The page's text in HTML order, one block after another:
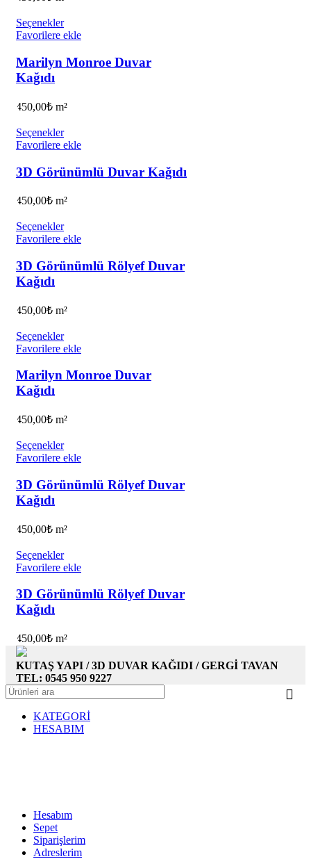
Seçenekler
Favorilere ekle
Marilyn Monroe Duvar
Kağıdı
450,00₺ m²
Seçenekler
Favorilere ekle
3D Görünümlü Duvar Kağıdı
450,00₺ m²
Seçenekler
Favorilere ekle
3D Görünümlü Rölyef Duvar
Kağıdı
450,00₺ m²
Seçenekler
Favorilere ekle
Marilyn Monroe Duvar
Kağıdı
450,00₺ m²
Seçenekler
Favorilere ekle
3D Görünümlü Rölyef Duvar
Kağıdı
450,00₺ m²
Seçenekler
Favorilere ekle
3D Görünümlü Rölyef Duvar
Kağıdı
450,00₺ m²
KUTAŞ YAPI / 3D DUVAR KAĞIDI / GERGİ TAVAN
TEL: 0545 950 9227
KATEGORİ
HESABIM
Hesabım
Sepet
Siparişlerim
Adreslerim